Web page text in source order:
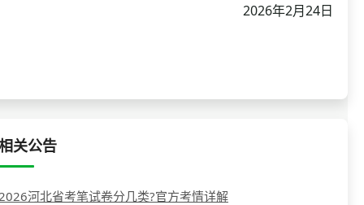
2026年2月24日
关公告
河北省考笔试卷分几类?官方考情详解